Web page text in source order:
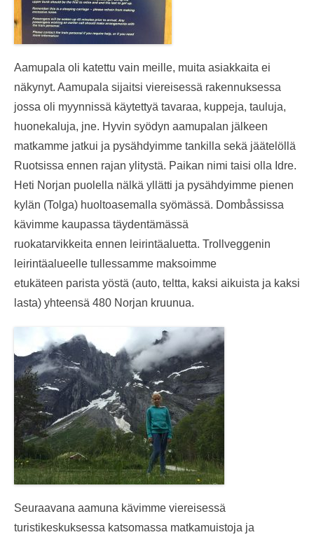
Aamupala oli katettu vain meille, muita asiakkaita ei
näkynyt. Aamupala sijaitsi viereisessä rakennuksessa
jossa oli myynnissä käytettyä tavaraa, kuppeja, tauluja,
huonekaluja, jne. Hyvin syödyn aamupalan jälkeen
matkamme jatkui ja pysähdyimme tankilla sekä jäätelöllä
Ruotsissa ennen rajan ylitystä. Paikan nimi taisi olla Idre.
Heti Norjan puolella nälkä yllätti ja pysähdyimme pienen
kylän (Tolga) huoltoasemalla syömässä. Dombåssissa
kävimme kaupassa täydentämässä
ruokatarvikkeita ennen leirintäaluetta. Trollveggenin
leirintäalueelle tullessamme maksoimme
etukäteen parista yöstä (auto, teltta, kaksi aikuista ja kaksi
lasta) yhteensä 480 Norjan kruunua.
Seuraavana aamuna kävimme viereisessä
turistikeskuksessa katsomassa matkamuistoja ja